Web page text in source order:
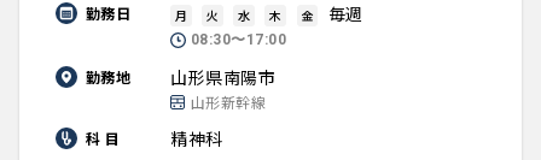
勤務日 月 火 水 木 金 毎週
08:30〜17:00
勤務地 山形県南陽市
山形新幹線
科 目
精神科